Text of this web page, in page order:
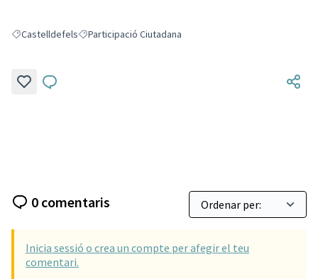
Resultats en filtrar per: Castelldefels
CastelldefelsResultats en filtrar per: Participació Ciutadana
Participació Ciutadana
0 comentaris
Inicia sessió o crea un compte per afegir el teu
comentari.